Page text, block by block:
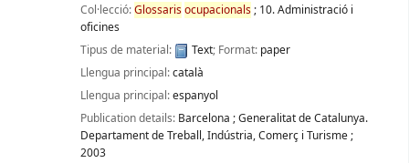
Col·lecció:Glossarisocupacionals; 10. Administració i
oficines
Tipus de material:
Text; Format: paper
Llengua principal:català
Llengua principal:espanyol
Publication details: Barcelona ;Generalitat de Catalunya.
Departament de Treball, Indústria, Comerç i Turisme;
2003